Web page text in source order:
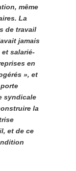
même
La
de travail
jamais
salarié-
en
», et
syndicale
la
et de ce